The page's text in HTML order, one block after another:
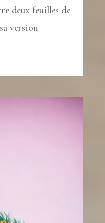
deux feuilles de
version